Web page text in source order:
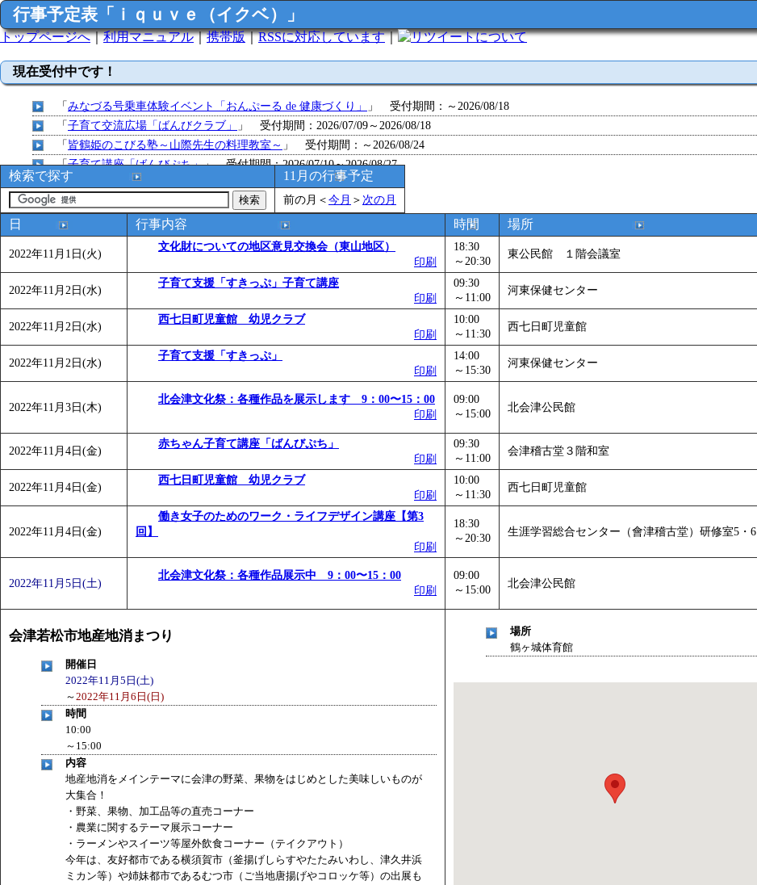
行事予定表「ｉｑｕｖｅ（イクベ）」
トップページへ｜利用マニュアル｜携帯版｜RSSに対応しています｜ について
現在受付中です！
「みなづる号乗車体験イベント「おんぷーる de 健康づくり」
」 受付期間：～2026/08/18
「子育て交流広場「ばんびクラブ」
」 受付期間：2026/07/09～2026/08/18
「皆鶴姫のこびる塾～山際先生の料理教室～ 」 受付期間：～2026/08/24
「子育て講座「ばんびぷち」」 受付期間：2026/07/10～2026/08/27
「 子育て交流広場「ばんびクラブ」
」 受付期間：2026/07/13～2026/08/28
「子育て交流広場「ばんびクラブ」
」 受付期間：2026/08/10～2026/09/01
「 赤ちゃん子育て講座「ばんびぷち」
」 受付期間：2026/08/10～2026/09/07
赤ちゃん子育て講座「ばんびぷち」」 受付期間：2026/08/10～2026/09/11
「まだまだ暑い！コミプの夏！！第11回 水中レクリエーション 障害物競争でお土産をゲットせよ！」 受付期間：～2026/09/13
皆鶴姫のこびる塾～山際先生の料理教室～ 」 受付期間：～2026/09/14
「
子育て交流広場「ばんびクラブ」
」 受付期間：2026/08/10～2026/09/15
「
赤ちゃん交流広場「ばんびぷち」 」 受付期間：2026/08/10～2026/09/28
」 受付期間：～2026/09/29
「堂島地区歴史ウオークの参加者を募集します
」 受付期間：～2026/11/05
皆鶴姫のこびる塾～山際先生の料理教室～」 受付期間：～2026/11/30
「
みなづる号乗車体験イベント「おんぷーる de 健康づくり」 」 受付期間：～2026/12/03
検索で探す 11月の行事予定
前の月 ＜今月 ＞ 次の月
日 行事内容 時間 場所
2022年11月1日(火)
文化財についての地区意見交換会（東山地区）
印刷
18:30
～20:30
東公民館 １階会議室
2022年11月2日(水)
子育て支援「すきっぷ」子育て講座
印刷
09:30
～11:00
河東保健センター
2022年11月2日(水)
西七日町児童館 幼児クラブ
印刷
10:00
～11:30
西七日町児童館
2022年11月2日(水)
子育て支援「すきっぷ」
印刷
14:00
～15:30
河東保健センター
2022年11月3日(木)
北会津文化祭：各種作品を展示します 9：00〜15：00
印刷
09:00
～15:00
北会津公民館
2022年11月4日(金)
赤ちゃん子育て講座「ばんびぷち」
印刷
09:30
～11:00
会津稽古堂３階和室
2022年11月4日(金)
西七日町児童館 幼児クラブ
印刷
10:00
～11:30
西七日町児童館
2022年11月4日(金)
働き女子のためのワーク・ライフデザイン講座【第3
回】
印刷
18:30
～20:30
生涯学習総合センター（會津稽古堂）研修室5・6
2022年11月5日(土)
北会津文化祭：各種作品展示中 9：00〜15：00
印刷
09:00
～15:00
北会津公民館
会津若松市地産地消まつり
開催日
2022年11月5日(土)
～2022年11月6日(日)
時間
10:00
～15:00
内容
地産地消をメインテーマに会津の野菜、果物をはじめとした美味しいものが
大集合！
・野菜、果物、加工品等の直売コーナー
・農業に関するテーマ展示コーナー
・ラーメンやスイーツ等屋外飲食コーナー（テイクアウト）
今年は、友好都市である横須賀市（釜揚げしらすやたたみいわし、津久井浜
ミカン等）や姉妹都市であるむつ市（ご当地唐揚げやコロッケ等）の出展も
場所
鶴ヶ城体育館